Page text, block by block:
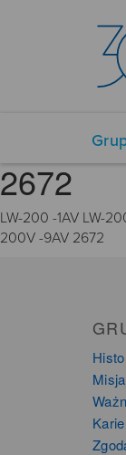
2672
LW-200 -1AV LW-
200V -9AV 2672